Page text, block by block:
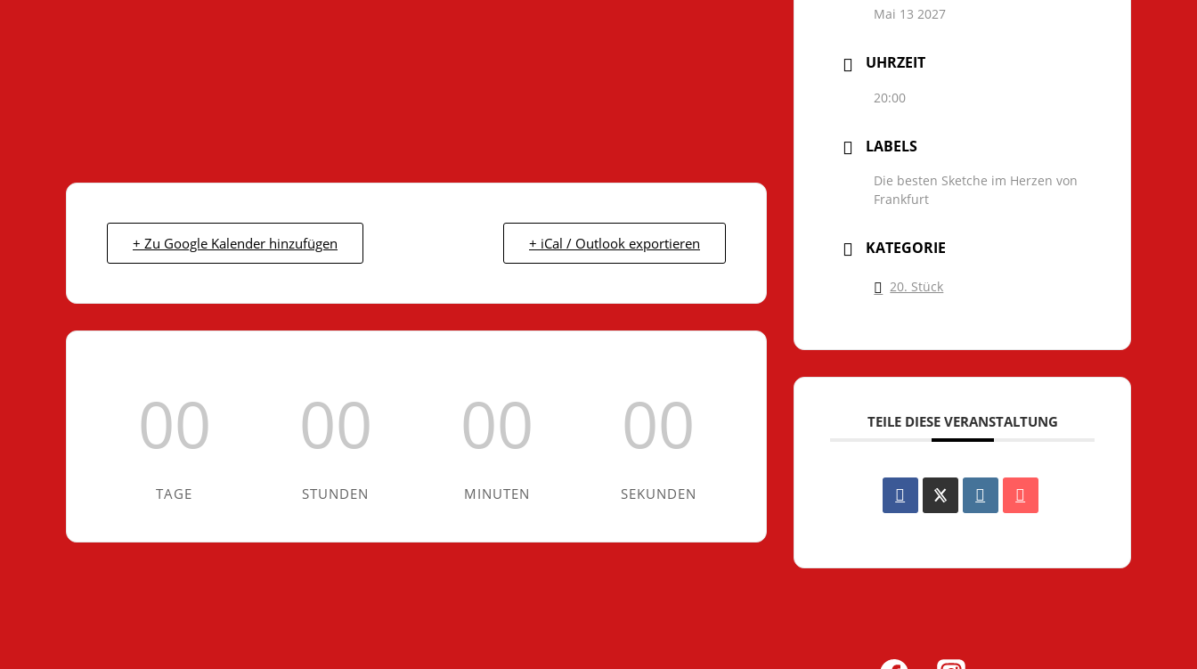
+ Zu Google Kalender hinzufügen + iCal / Outlook exportieren
00
TAGE
00
STUNDEN
00
MINUTEN
00
SEKUNDEN
Mai 13 2027
UHRZEIT
20:00
LABELS
Die besten Sketche im Herzen von
Frankfurt
KATEGORIE
20. Stück
TEILE DIESE VERANSTALTUNG